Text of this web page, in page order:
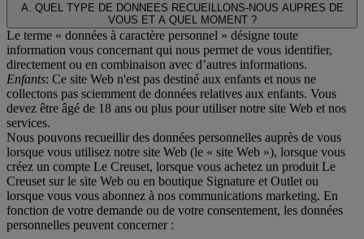
A. QUEL TYPE DE DONNEES RECUEILLONS-NOUS AUPRES DE
VOUS ET A QUEL MOMENT ?
Le terme « données à caractère personnel » désigne toute
information vous concernant qui nous permet de vous identifier,
directement ou en combinaison avec d’autres informations.
Enfants: Ce site Web n'est pas destiné aux enfants et nous ne
collectons pas sciemment de données relatives aux enfants. Vous
devez être âgé de 18 ans ou plus pour utiliser notre site Web et nos
services.
Nous pouvons recueillir des données personnelles auprès de vous
lorsque vous utilisez notre site Web (le « site Web »), lorsque vous
créez un compte Le Creuset, lorsque vous achetez un produit Le
Creuset sur le site Web ou en boutique Signature et Outlet ou
lorsque vous vous abonnez à nos communications marketing. En
fonction de votre demande ou de votre consentement, les données
personnelles peuvent concerner :